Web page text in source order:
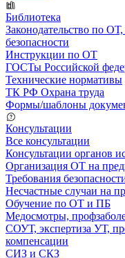
Библиотека
Законодательство по
безопасности
Инструкции по ОТ
ГОСТы Российской
Технические нормативы
ТК РФ Охрана труда
Формы/шаблоны
Консультации
Все консультации
Консультации органов
Организация ОТ на
Требования
Несчастные случаи на
Обучение по ОТ и ПБ
Медосмотры,
СОУТ, экспертиза УТ,
компенсации
СИЗ и СКЗ